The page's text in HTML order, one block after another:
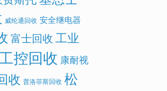
威纶通回收 安全继电器
富士回收 工业
控回收 康耐视
收 普洛菲斯回收 松